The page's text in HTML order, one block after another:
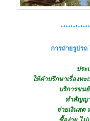
การถ่ายรูปร
ประ
ให้คำปรึกษาเรื่องท
บริการขน
ทำสัญญ
จ่ายเงินสด